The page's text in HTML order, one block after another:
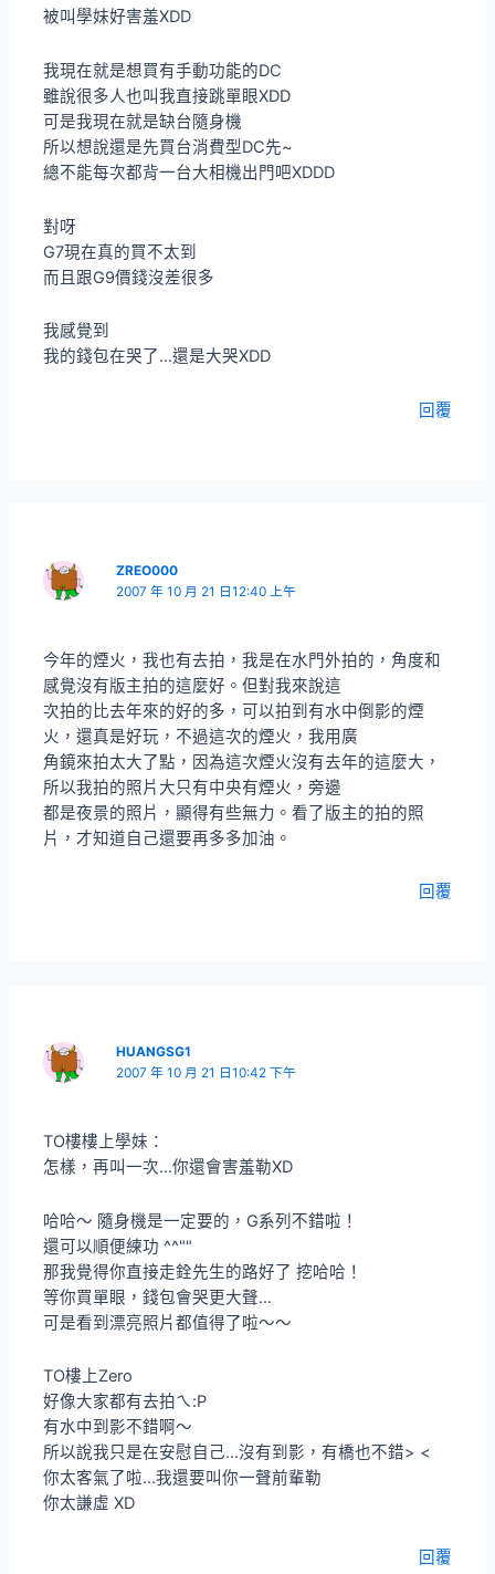
被叫學妹好害羞XDD
我現在就是想買有手動功能的DC
雖說很多人也叫我直接跳單眼XDD
可是我現在就是缺台隨身機
所以想說還是先買台消費型DC先~
總不能每次都背一台大相機出門吧XDDD
對呀
G7現在真的買不太到
而且跟G9價錢沒差很多
我感覺到
我的錢包在哭了…還是大哭XDD
回覆
ZREO000
2007 年 10 月 21 日12:40 上午
今年的煙火，我也有去拍，我是在水門外拍的，角度和
感覺沒有版主拍的這麼好。但對我來說這
次拍的比去年來的好的多，可以拍到有水中倒影的煙
火，還真是好玩，不過這次的煙火，我用廣
角鏡來拍太大了點，因為這次煙火沒有去年的這麼大，
所以我拍的照片大只有中央有煙火，旁邊
都是夜景的照片，顯得有些無力。看了版主的拍的照
片，才知道自己還要再多多加油。
回覆
HUANGSG1
2007 年 10 月 21 日10:42 下午
TO樓樓上學妹：
怎樣，再叫一次…你還會害羞勒XD
哈哈～ 隨身機是一定要的，G系列不錯啦！
還可以順便練功 ^^""
那我覺得你直接走銓先生的路好了 挖哈哈！
等你買單眼，錢包會哭更大聲…
可是看到漂亮照片都值得了啦～～
TO樓上Zero
好像大家都有去拍ㄟ:P
有水中到影不錯啊～
所以說我只是在安慰自己…沒有到影，有橋也不錯> <
你太客氣了啦…我還要叫你一聲前輩勒
你太謙虛 XD
回覆